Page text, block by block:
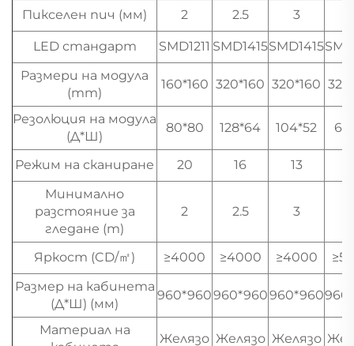
Пикселен пич (мм) 2 2.5 3
LED стандарт SMD1211 SMD1415SMD1415
Размери на модула
(mm)
160*160 320*160 320*160
Резолюция на модула
(Д*Ш)
80*80 128*64 104*52
Режим на сканиране 20 16 13
Минимално
разстояние за
гледане (m)
2 2.5 3
Яркост (CD/㎡) ≥4000 ≥4000 ≥4000
Размер на кабинета
(Д*Ш) (мм)
960*960960*960960*960
Материал на
Желязо Желязо Желязо